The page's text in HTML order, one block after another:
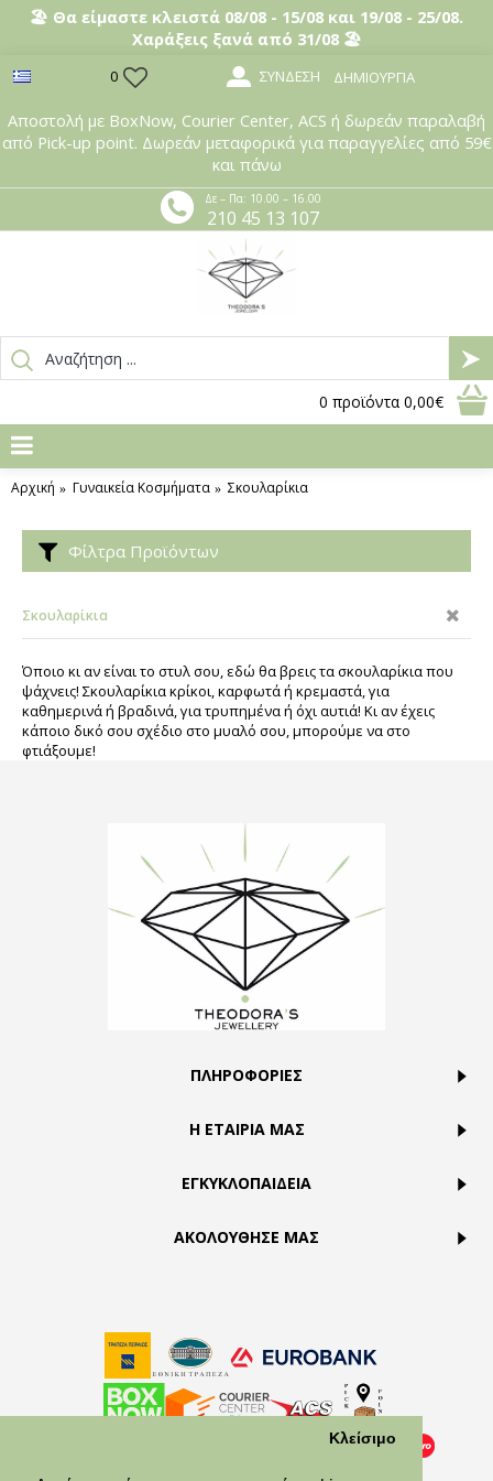
Κλείσιμο
🏖️ Θα είμαστε κλειστά 08/08 - 15/08 και 19/08 - 25/08.
Χαράξεις ξανά από 31/08 🏖️
0 ΣΎΝΔΕΣΗ ΔΗΜΙΟΥΡΓΊΑ
Αποστολή με BoxNow, Courier Center, ACS ή δωρεάν παραλαβή
από Pick-up point. Δωρεάν μεταφορικά για παραγγελίες από 59€
και πάνω
Δε – Πα: 10.00 – 16.00
210 45 13 107
0 προϊόντα 0,00€
Αρχική Γυναικεία Κοσμήματα Σκουλαρίκια
Φίλτρα Προϊόντων
Σκουλαρίκια
Όποιο κι αν είναι το στυλ σου, εδώ θα βρεις τα σκουλαρίκια που
ψάχνεις! Σκουλαρίκια κρίκοι, καρφωτά ή κρεμαστά, για
καθημερινά ή βραδινά, για τρυπημένα ή όχι αυτιά! Κι αν έχεις
κάποιο δικό σου σχέδιο στο μυαλό σου, μπορούμε να στο
φτιάξουμε!
ΠΛΗΡΟΦΟΡΙΕΣ
Η ΕΤΑΙΡΙΑ ΜΑΣ
ΕΓΚΥΚΛΟΠΑΙΔΕΙΑ
ΑΚΟΛΟΥΘΗΣΕ ΜΑΣ